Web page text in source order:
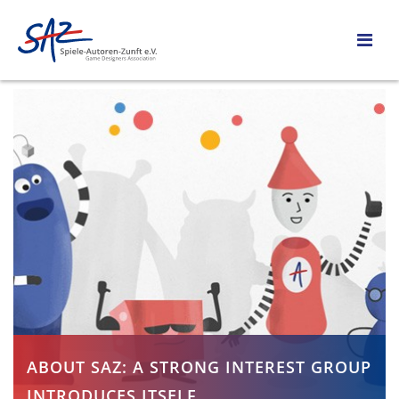
ABOUT SAZ: A STRONG INTEREST GROUP